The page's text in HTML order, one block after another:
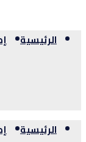
الرئيسية
الرئيسية